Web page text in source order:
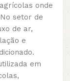
onde
setor de
de ar,
e
em